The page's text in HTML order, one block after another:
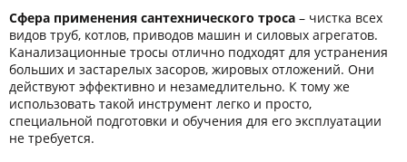
Сфера применения сантехнического троса – чистка всех
видов труб, котлов, приводов машин и силовых агрегатов.
Канализационные тросы отлично подходят для устранения
больших и застарелых засоров, жировых отложений. Они
действуют эффективно и незамедлительно. К тому же
использовать такой инструмент легко и просто,
специальной подготовки и обучения для его эксплуатации
не требуется.